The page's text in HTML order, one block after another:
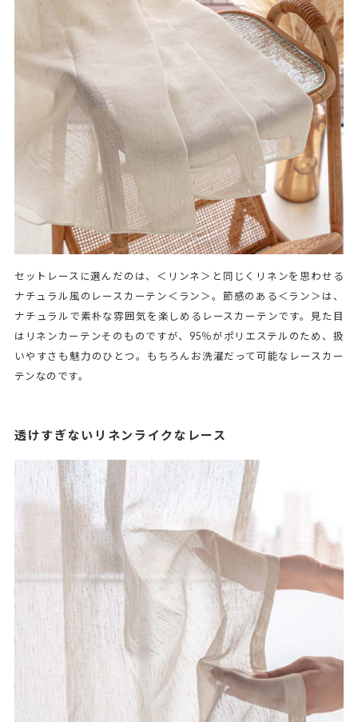
セットレースに選んだのは、＜リンネ＞と同じくリネンを思わせる
ナチュラル風のレースカーテン＜ラン＞。節感のある＜ラン＞は、
ナチュラルで素朴な雰囲気を楽しめるレースカーテンです。見た目
はリネンカーテンそのものですが、95％がポリエステルのため、扱
いやすさも魅力のひとつ。もちろんお洗濯だって可能なレースカー
テンなのです。
透けすぎないリネンライクなレース